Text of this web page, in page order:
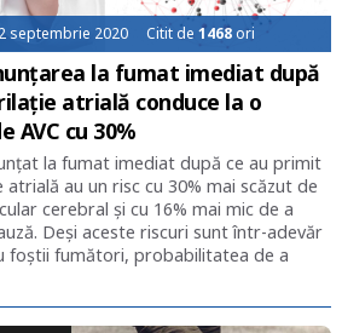
septembrie 2020 Citit de1468 ori
la fumat imediat după
atrială conduce la o
AVC cu 30%
la fumat imediat după ce au primit
au un risc cu 30% mai scăzut de
cerebral și cu 16% mai mic de a
Deși aceste riscuri sunt într-adevăr
foștii fumători, probabilitatea de a